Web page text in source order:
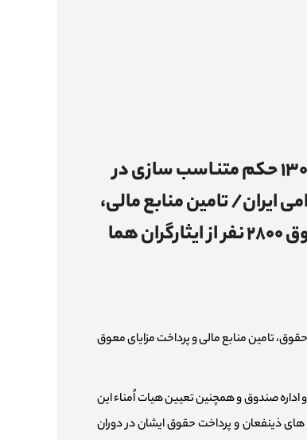
تثبیت جایگاه حقوقی و صدور ۱۳۰۰۰ حکم متناسب سازی در
ایران/ تامین منابع مالی،
هما
تامین منابع مالی و پرداخت مزایای معوق
صندوق و همچنین تعیین هیات اُمناء این
ذینفعان و پرداخت حقوق ایشان در دوران